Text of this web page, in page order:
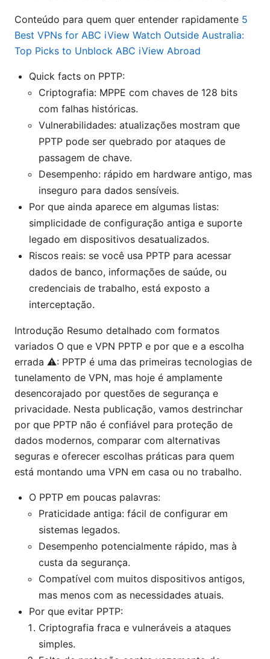
Conteúdo para quem quer entender rapidamente 5
Best VPNs for ABC iView Watch Outside Australia:
Top Picks to Unblock ABC iView Abroad
Quick facts on PPTP:
Criptografia: MPPE com chaves de 128 bits
com falhas históricas.
Vulnerabilidades: atualizações mostram que
PPTP pode ser quebrado por ataques de
passagem de chave.
Desempenho: rápido em hardware antigo, mas
inseguro para dados sensíveis.
Por que ainda aparece em algumas listas:
simplicidade de configuração antiga e suporte
legado em dispositivos desatualizados.
Riscos reais: se você usa PPTP para acessar
dados de banco, informações de saúde, ou
credenciais de trabalho, está exposto a
interceptação.
Introdução Resumo detalhado com formatos
variados O que e VPN PPTP e por que e a escolha
errada ⚠️: PPTP é uma das primeiras tecnologias de
tunelamento de VPN, mas hoje é amplamente
desencorajado por questões de segurança e
privacidade. Nesta publicação, vamos destrinchar
por que PPTP não é confiável para proteção de
dados modernos, comparar com alternativas
seguras e oferecer escolhas práticas para quem
está montando uma VPN em casa ou no trabalho.
O PPTP em poucas palavras:
Praticidade antiga: fácil de configurar em
sistemas legados.
Desempenho potencialmente rápido, mas à
custa da segurança.
Compatível com muitos dispositivos antigos,
mas menos com as necessidades atuais.
Por que evitar PPTP:
Criptografia fraca e vulneráveis a ataques
simples.